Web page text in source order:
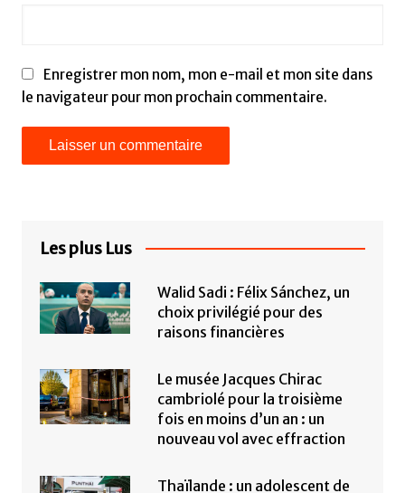
Enregistrer mon nom, mon e-mail et mon site dans
le navigateur pour mon prochain commentaire.
Les plus Lus
Walid Sadi : Félix Sánchez, un
choix privilégié pour des
raisons financières
Le musée Jacques Chirac
cambriolé pour la troisième
fois en moins d’un an : un
nouveau vol avec effraction
Thaïlande : un adolescent de